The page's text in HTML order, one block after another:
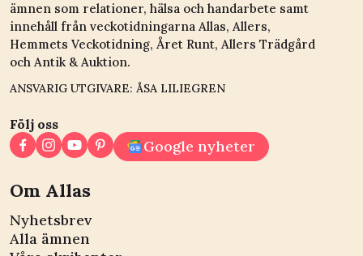
ämnen som relationer, hälsa och handarbete samt
innehåll från veckotidningarna Allas, Allers,
Hemmets Veckotidning, Året Runt, Allers Trädgård
och Antik & Auktion.
ANSVARIG UTGIVARE: ÅSA LILIEGREN
Följ oss
Google nyheter
Om Allas
Nyhetsbrev
Alla ämnen